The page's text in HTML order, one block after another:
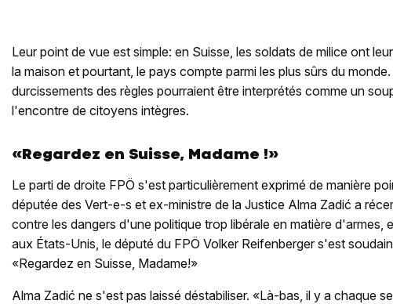
Leur point de vue est simple: en Suisse, les soldats de milice ont
la maison et pourtant, le pays compte parmi les plus sûrs du
durcissements des règles pourraient être interprétés comme un
l'encontre de citoyens intègres.
«Regardez en Suisse, Madame !»
Le parti de droite FPÖ s'est particulièrement exprimé de manière
députée des Vert-e-s et ex-ministre de la Justice Alma Zadić a
contre les dangers d'une politique trop libérale en matière d'armes,
aux États-Unis, le député du FPÖ Volker Reifenberger s'est
«Regardez en Suisse, Madame!»
Alma Zadić ne s'est pas laissé déstabiliser. «Là-bas, il y a chaque